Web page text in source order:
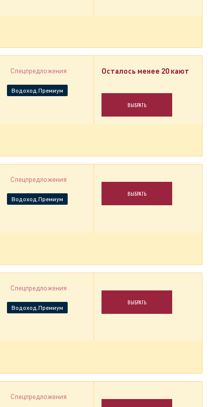
Спецпредложения
Водоход.Премиум
Осталось менее 20 кают
ВЫБРАТЬ
Спецпредложения
Водоход.Премиум
ВЫБРАТЬ
Спецпредложения
Водоход.Премиум
ВЫБРАТЬ
Спецпредложения